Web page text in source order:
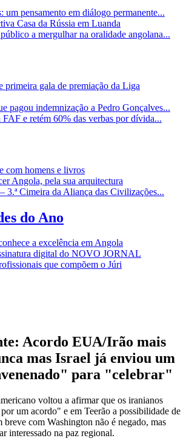
um pensamento em diálogo permanente...
Casa da Rússia em Luanda
a mergulhar na oralidade angolana...
primeira gala de premiação da Liga
pagou indemnização a Pedro Gonçalves...
e retém 60% das verbas por dívida...
com homens e livros
Angola, pela sua arquitectura
3.ª Cimeira da Aliança das Civilizações...
do Ano
a excelência em Angola
digital do NOVO JORNAL
que compõem o Júri
Acordo EUA/Irão mais
mas Israel já enviou um
para "celebrar"
voltou a afirmar que os iranianos
por um acordo" e em Teerão a possibilidade de
breve com Washington não é negado, mas
interessado na paz regional.